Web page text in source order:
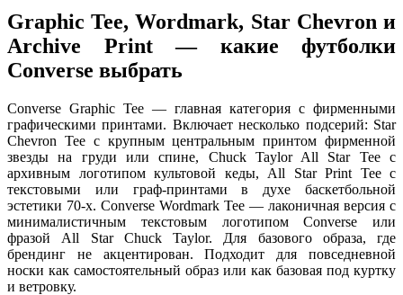
Graphic Tee, Wordmark, Star Chevron и
Archive Print — какие футболки
Converse выбрать
Converse Graphic Tee — главная категория с фирменными
графическими принтами. Включает несколько подсерий: Star
Chevron Tee с крупным центральным принтом фирменной
звезды на груди или спине, Chuck Taylor All Star Tee с
архивным логотипом культовой кеды, All Star Print Tee с
текстовыми или граф-принтами в духе баскетбольной
эстетики 70-х. Converse Wordmark Tee — лаконичная версия с
минималистичным текстовым логотипом Converse или
фразой All Star Chuck Taylor. Для базового образа, где
брендинг не акцентирован. Подходит для повседневной
носки как самостоятельный образ или как базовая под куртку
и ветровку.